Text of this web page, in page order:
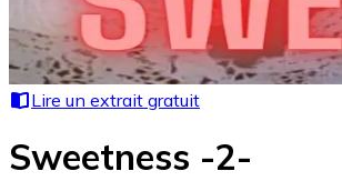
Lire un extrait gratuit
Sweetness -2-